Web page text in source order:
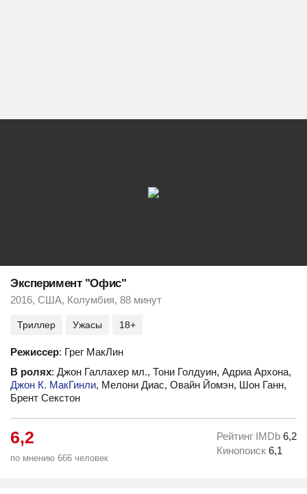
Эксперимент "Офис"
2016, США, Колумбия, 88 минут
Триллер Ужасы 18+
Режиссер: Грег МакЛин
В ролях: Джон Галлахер мл., Тони Голдуин, Адриа Архона,
Джон К. МакГинли, Мелони Диас, Овайн Йомэн, Шон Ганн,
Брент Секстон
6,2
по мнению 666 человек
Рейтинг IMDb 6,2
Кинопоиск 6,1